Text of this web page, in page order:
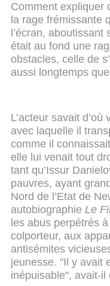
Comment expliquer
la rage frémissante
l’écran,
était au fond une
obstacles, celle de
aussi longtemps
L’acteur savait
avec laquelle il
comme il
elle lui venait tout
tant qu’Issur
pauvres, ayant
Nord de l’Etat de
autobiographie Le
les abus perpétrés
colporteur, aux
antisémites
jeunesse. "Il y avait
inépuisable", avait-il